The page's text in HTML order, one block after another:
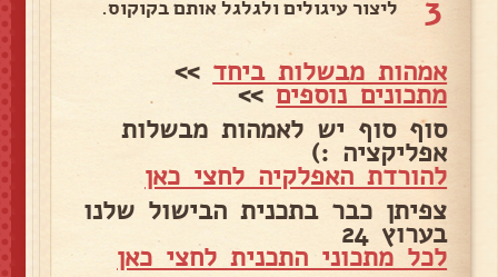
3 ליצור עיגולים ולגלגל אותם בקוקוס.
אמהות מבשלות ביחד >>
מתכונים נוספים>>
סוף סוף יש לאמהות מבשלות
אפליקציה :)
להורדת האפלקיה לחצי כאן
צפיתן כבר בתכנית הבישול שלנו
בערוץ 24
לכל מתכוני התכנית לחצי כאן